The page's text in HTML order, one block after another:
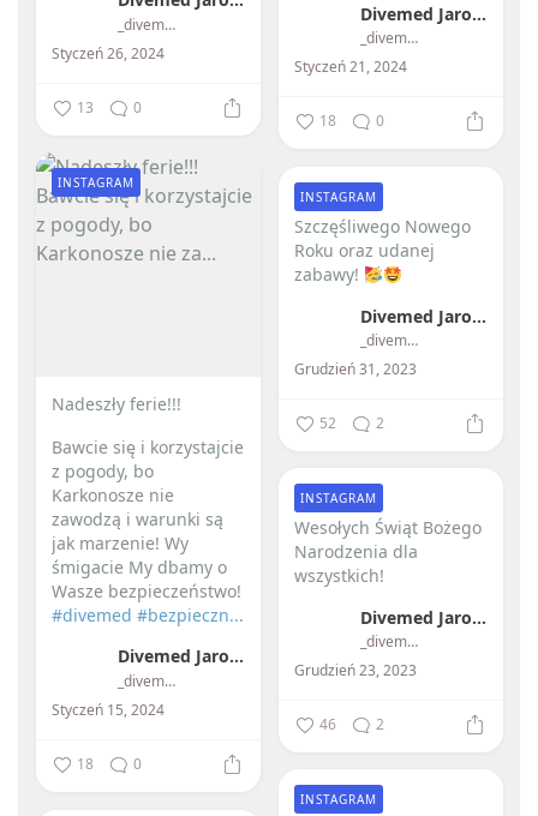
_divemed_
Styczeń 26, 2024
13 0
Divemed Jarosław Przybylski
_divemed_
Styczeń 21, 2024
18 0
Nadeszły ferie!!! ️
Bawcie się i korzystajcie
z pogody, bo
Karkonosze nie
zawodzą i warunki są
jak marzenie!Wy
śmigacie My dbamy o
Wasze bezpieczeństwo!
#divemed #bezpieczn...
Divemed Jarosław Przybylski
_divemed_
Styczeń 15, 2024
INSTAGRAM
18 0
Szczęśliwego Nowego
Roku oraz udanej
zabawy!
Divemed Jarosław Przybylski
_divemed_
Grudzień 31, 2023
INSTAGRAM
52 2
Wesołych Świąt Bożego
Narodzenia dla
wszystkich! ️
Divemed Jarosław Przybylski
_divemed_
Grudzień 23, 2023
INSTAGRAM
46 2
INSTAGRAM